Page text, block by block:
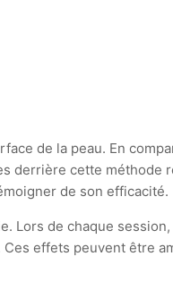
de la peau. En
derrière cette méthode
de son efficacité.
Lors de chaque
effets peuvent être